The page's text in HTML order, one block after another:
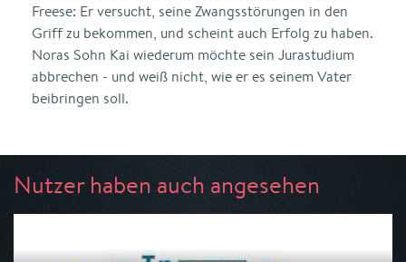
Freese: Er versucht, seine Zwangsstörungen in den
Griff zu bekommen, und scheint auch Erfolg zu haben.
Noras Sohn Kai wiederum möchte sein Jurastudium
abbrechen - und weiß nicht, wie er es seinem Vater
beibringen soll.
Nutzer haben auch angesehen